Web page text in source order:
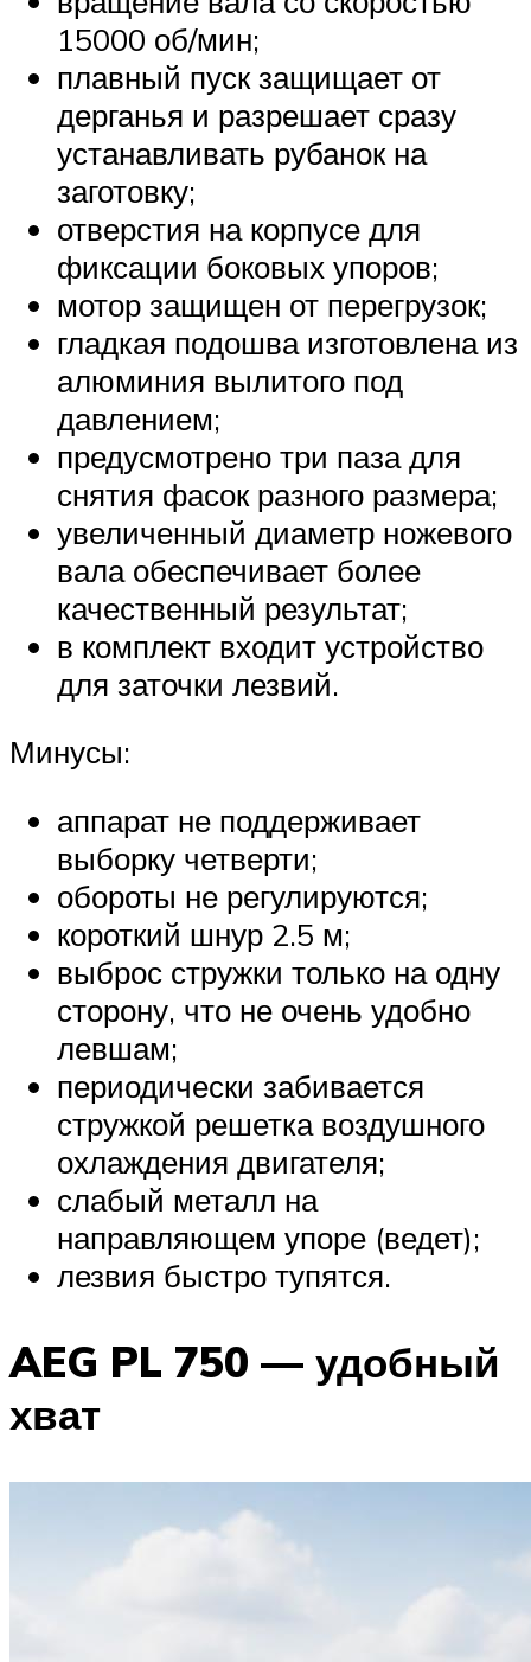
15000 об/мин;
плавный пуск защищает от
дерганья и разрешает сразу
устанавливать рубанок на
заготовку;
отверстия на корпусе для
фиксации боковых упоров;
мотор защищен от перегрузок;
гладкая подошва изготовлена из
алюминия вылитого под
давлением;
предусмотрено три паза для
снятия фасок разного размера;
увеличенный диаметр ножевого
вала обеспечивает более
качественный результат;
в комплект входит устройство
для заточки лезвий.
Минусы:
аппарат не поддерживает
выборку четверти;
обороты не регулируются;
короткий шнур 2.5 м;
выброс стружки только на одну
сторону, что не очень удобно
левшам;
периодически забивается
стружкой решетка воздушного
охлаждения двигателя;
слабый металл на
направляющем упоре (ведет);
лезвия быстро тупятся.
AEG PL 750 — удобный
хват